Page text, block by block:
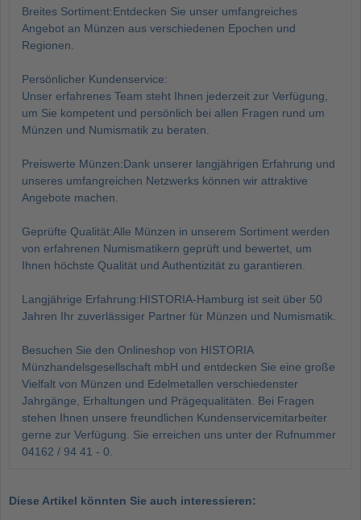
Breites Sortiment:Entdecken Sie unser umfangreiches
Angebot an Münzen aus verschiedenen Epochen und
Regionen.
Persönlicher Kundenservice:
Unser erfahrenes Team steht Ihnen jederzeit zur Verfügung,
um Sie kompetent und persönlich bei allen Fragen rund um
Münzen und Numismatik zu beraten.
Preiswerte Münzen:Dank unserer langjährigen Erfahrung und
unseres umfangreichen Netzwerks können wir attraktive
Angebote machen.
Geprüfte Qualität:Alle Münzen in unserem Sortiment werden
von erfahrenen Numismatikern geprüft und bewertet, um
Ihnen höchste Qualität und Authentizität zu garantieren.
Langjährige Erfahrung:HISTORIA-Hamburg ist seit über 50
Jahren Ihr zuverlässiger Partner für Münzen und Numismatik.
Besuchen Sie den Onlineshop von HISTORIA
Münzhandelsgesellschaft mbH und entdecken Sie eine große
Vielfalt von Münzen und Edelmetallen verschiedenster
Jahrgänge, Erhaltungen und Prägequalitäten. Bei Fragen
stehen Ihnen unsere freundlichen Kundenservicemitarbeiter
gerne zur Verfügung. Sie erreichen uns unter der Rufnummer
04162 / 94 41 - 0.
Diese Artikel könnten Sie auch interessieren: